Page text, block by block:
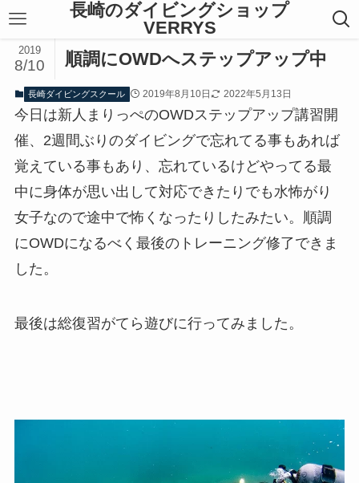
長崎のダイビングショップ
VERRYS
順調にOWDへステップアップ中
2019
8/10
長崎ダイビングスクール 2019年8月10日 2022年5月13日
今日は新人まりっぺのOWDステップアップ講習開
催、2週間ぶりのダイビングで忘れてる事もあれば
覚えている事もあり、忘れているけどやってる最
中に身体が思い出して対応できたりでも水怖がり
女子なので途中で怖くなったりしたみたい。順調
にOWDになるべく最後のトレーニング修了できま
した。
最後は総復習がてら遊びに行ってみました。